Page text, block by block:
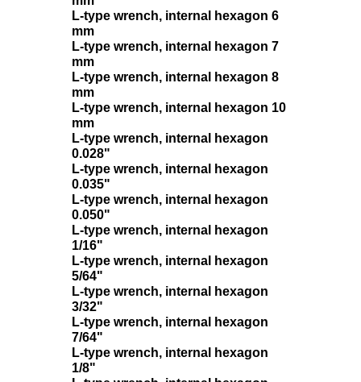
L-type wrench, internal hexagon 6
mm
L-type wrench, internal hexagon 7
mm
L-type wrench, internal hexagon 8
mm
L-type wrench, internal hexagon 10
mm
L-type wrench, internal hexagon
0.028"
L-type wrench, internal hexagon
0.035"
L-type wrench, internal hexagon
0.050"
L-type wrench, internal hexagon
1/16"
L-type wrench, internal hexagon
5/64"
L-type wrench, internal hexagon
3/32"
L-type wrench, internal hexagon
7/64"
L-type wrench, internal hexagon
1/8"